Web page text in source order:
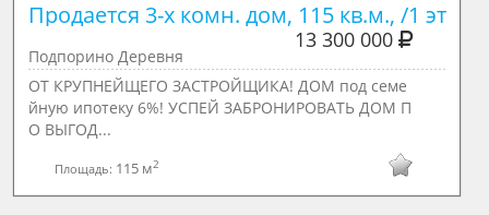
Продается 3-х комн. дом, 115 кв.м., /1 эт
13 300 000
Подпорино Деревня
ОТ КРУПНЕЙЩЕГО ЗАСТРОЙЩИКА! ДОМ под семе
йную ипотеку 6%! УСПЕЙ ЗАБРОНИРОВАТЬ ДОМ П
О ВЫГОД...
Площадь: 115 м2